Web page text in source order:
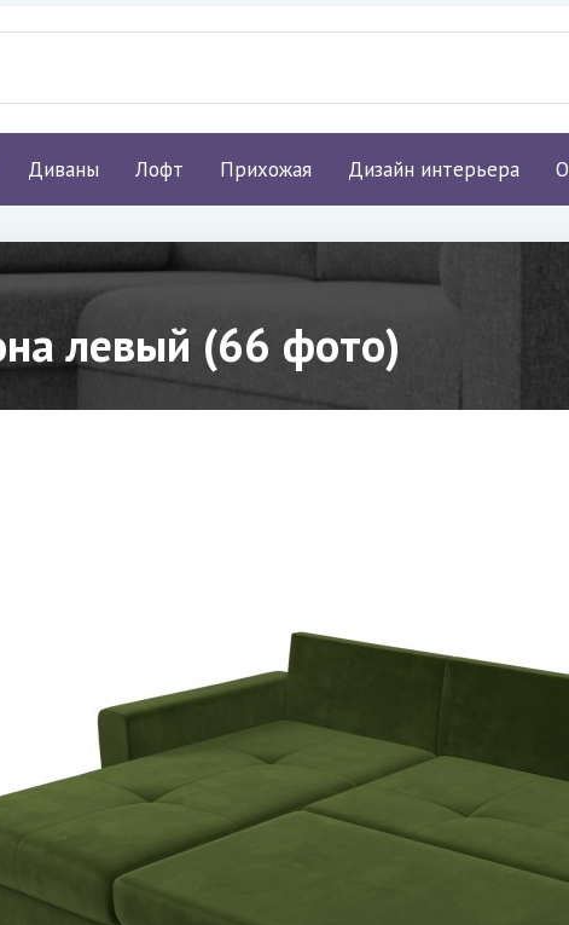
Диваны Лофт Прихожая Дизайн интерьера
левый (66 фото)